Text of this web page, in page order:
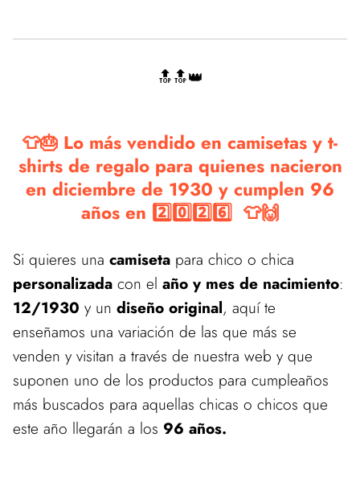
🔝🔝👑
👕🎂 Lo más vendido en camisetas y t-
shirts de regalo para quienes nacieron
en diciembre de 1930 y cumplen 96
años en 2️⃣0️⃣2️⃣6️⃣ 👕🙌
Si quieres una camiseta para chico o chica
personalizada con el año y mes de nacimiento:
12/1930 y un diseño original, aquí te
enseñamos una variación de las que más se
venden y visitan a través de nuestra web y que
suponen uno de los productos para cumpleaños
más buscados para aquellas chicas o chicos que
este año llegarán a los 96 años.